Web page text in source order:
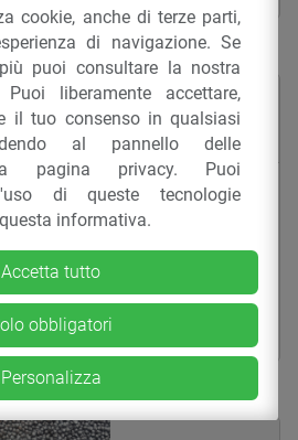
da scarto industriale
Greenlac-S
ESTRUSIONE IN CONTINUO
PLAST SRL
cookie, anche di terze parti,
di navigazione. Se
puoi consultare la nostra
liberamente accettare,
il tuo consenso in qualsiasi
al pannello delle
pagina privacy. Puoi
di queste tecnologie
informativa.
Accetta tutto
obbligatori
Personalizza